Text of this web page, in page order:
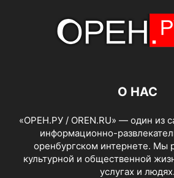
О НАС
«ОРЕН.РУ / OREN.RU» — один из
информационно-
оренбургском интернете. Мы
культурной и общественной
услугах и людях.